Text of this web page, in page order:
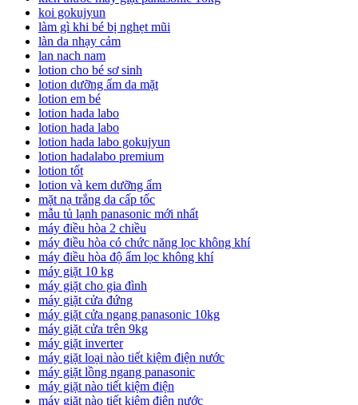
koi gokujyun
làm gì khi bé bị nghẹt mũi
làn da nhạy cảm
lan nach nam
lotion cho bé sơ sinh
lotion dưỡng ẩm da mặt
lotion em bé
lotion hada labo
lotion hada labo
lotion hada labo gokujyun
lotion hadalabo premium
lotion tốt
lotion và kem dưỡng ẩm
mặt nạ trắng da cấp tốc
mẫu tủ lạnh panasonic mới nhất
máy điều hòa 2 chiều
máy điều hòa có chức năng lọc không khí
máy điều hòa độ ẩm lọc không khí
máy giặt 10 kg
máy giặt cho gia đình
máy giặt cửa đứng
máy giặt cửa ngang panasonic 10kg
máy giặt cửa trên 9kg
máy giặt inverter
máy giặt loại nào tiết kiệm điện nước
máy giặt lồng ngang panasonic
máy giặt nào tiết kiệm điện
máy giặt nào tiết kiệm điện nước